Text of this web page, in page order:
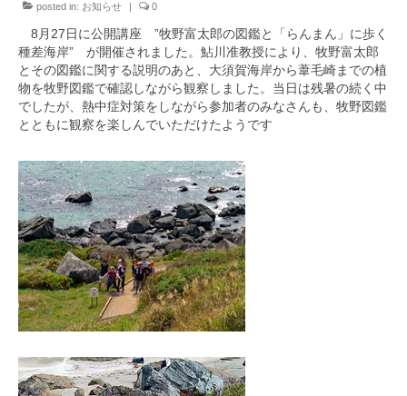
資格
同窓会(学匠会)
X
お問い合わせ
posted in: お知らせ | 0
8月27日に公開講座 ”牧野富太郎の図鑑と「らんまん」に歩く
種差海岸” が開催されました。鮎川准教授により、牧野富太郎
とその図鑑に関する説明のあと、大須賀海岸から葦毛崎までの植
物を牧野図鑑で確認しながら観察しました。当日は残暑の続く中
でしたが、熱中症対策をしながら参加者のみなさんも、牧野図鑑
とともに観察を楽しんでいただけたようです